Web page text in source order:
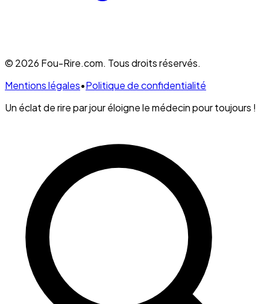
© 2026 Fou-Rire.com. Tous droits réservés.
Mentions légales•Politique de confidentialité
Un éclat de rire par jour éloigne le médecin pour toujours !